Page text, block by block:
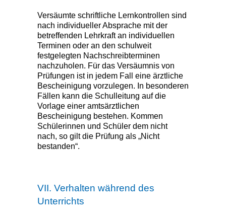
Versäumte schriftliche Lernkontrollen sind
nach individueller Absprache mit der
betreffenden Lehrkraft an individuellen
Terminen oder an den schulweit
festgelegten Nachschreibterminen
nachzuholen. Für das Versäumnis von
Prüfungen ist in jedem Fall eine ärztliche
Bescheinigung vorzulegen. In besonderen
Fällen kann die Schulleitung auf die
Vorlage einer amtsärztlichen
Bescheinigung bestehen. Kommen
Schülerinnen und Schüler dem nicht
nach, so gilt die Prüfung als „Nicht
bestanden“.
VII. Verhalten während des
Unterrichts